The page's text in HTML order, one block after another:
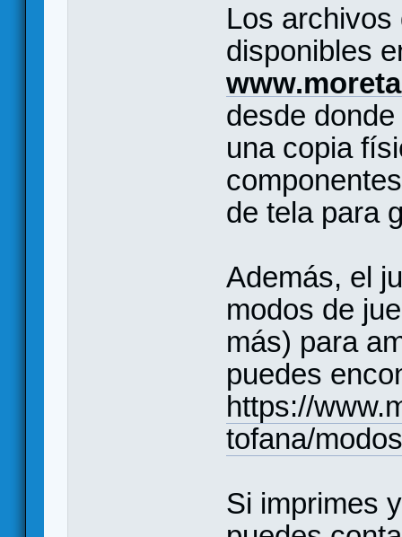
Los
disponibles
desde
una copia
de tela para
Además, el
modos de
más) para
puedes
https://
tofana/
Si imprimes